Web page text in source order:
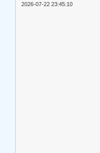
2026-07-22 23:45:10